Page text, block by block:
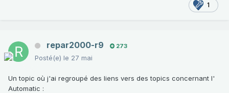
1
repar2000-r9 273
Posté(e) le 27 mai
Un topic où j'ai regroupé des liens vers des topics concernant l'
Automatic :